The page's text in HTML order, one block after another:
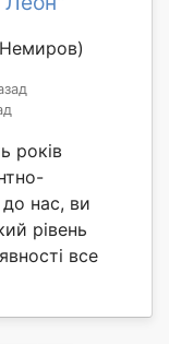
років
до нас, ви
рівень
все